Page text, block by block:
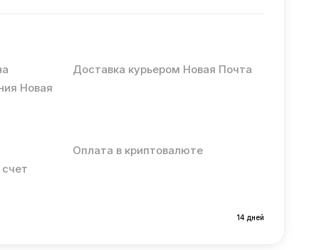
Доставка курьером Новая Почта
Новая
Оплата в криптовалюте
14 дней